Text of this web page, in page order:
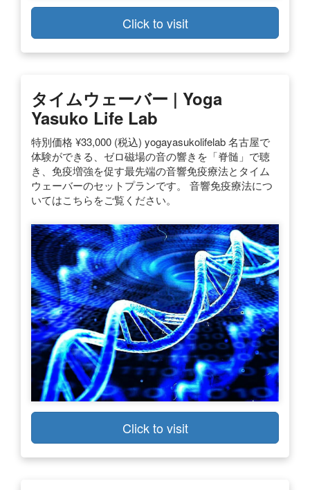
Click to visit
タイムウェーバー | Yoga
Yasuko Life Lab
特別価格 ¥33,000 (税込) yogayasukolifelab 名古屋で
体験ができる、ゼロ磁場の音の響きを「脊髄」で聴
き、免疫増強を促す最先端の音響免疫療法とタイム
ウェーバーのセットプランです。 音響免疫療法につ
いてはこちらをご覧ください。
Click to visit